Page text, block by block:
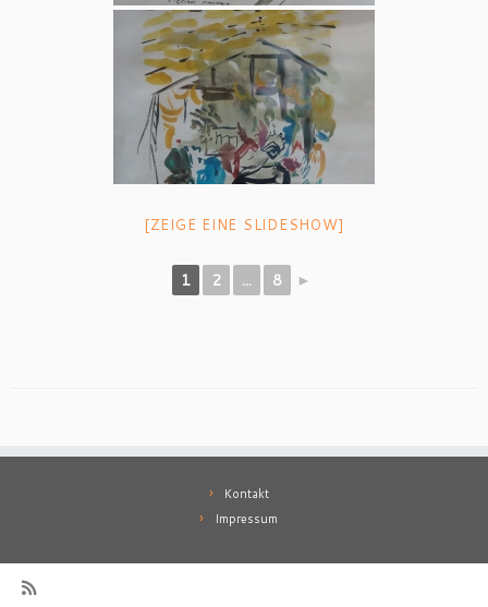
[ZEIGE EINE SLIDESHOW]
1 2 ... 8 ►
Kontakt
Impressum